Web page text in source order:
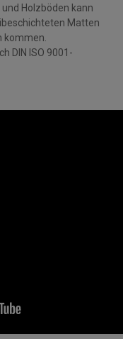
Holzböden kann
Matten
kommen.
DIN ISO 9001-